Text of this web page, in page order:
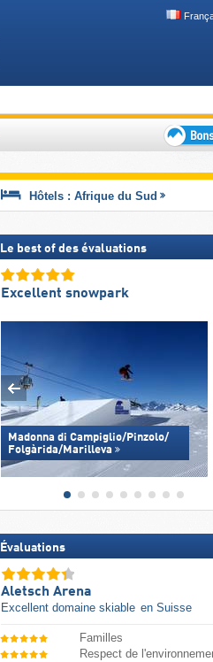
plans
séjour
Hôtels : Afrique du Sud
Le best of des évaluations
Excellent snowpark
Madonna di Campiglio/​Pinzolo/​
Folgàrida/​Marilleva
Évaluations
Aletsch Arena
Excellent domaine skiable en Suisse
Familles
Respect de